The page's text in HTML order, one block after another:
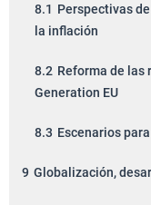
8.1 Perspectivas
la inflación
8.2 Reforma de las
Generation EU
8.3 Escenarios
9 Globalización,